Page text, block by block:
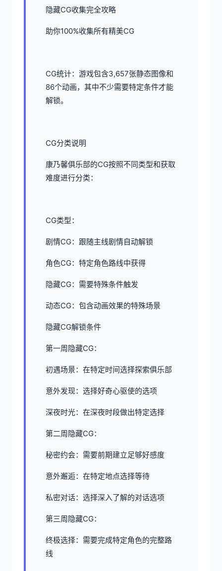
隐藏CG收集完全攻略
助你100%收集所有精美CG
CG统计：游戏包含3,657张静态图像和
86个动画，其中不少需要特定条件才能
解锁。
CG分类说明
康乃馨俱乐部的CG按照不同类型和获取
难度进行分类：
CG类型：
剧情CG：跟随主线剧情自动解锁
角色CG：特定角色路线中获得
隐藏CG：需要特殊条件触发
动态CG：包含动画效果的特殊场景
隐藏CG解锁条件
第一周隐藏CG：
初遇场景：在特定时间选择探索俱乐部
意外发现：选择好奇心驱使的选项
深夜时光：在深夜时段做出特定选择
第二周隐藏CG：
秘密约会：需要前期建立足够好感度
意外邂逅：在特定地点选择等待
私密对话：选择深入了解的对话选项
第三周隐藏CG：
终极选择：需要完成特定角色的完整路
线